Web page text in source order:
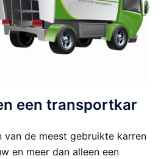
een transportkar
van de meest gebruikte karren
en meer dan alleen een